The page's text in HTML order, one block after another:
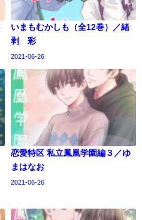
いまもむかしも（全12巻）／緒
剥 彩
2021-06-26
恋愛特区 私立鳳凰学園編３／ゆ
まはなお
2021-06-26